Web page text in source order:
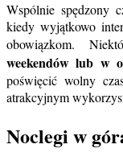
Wspólnie spędzony
kiedy wyjątkowo
obowiązkom.
weekendów lub w
poświęcić wolny
atrakcyjnym
Noclegi w